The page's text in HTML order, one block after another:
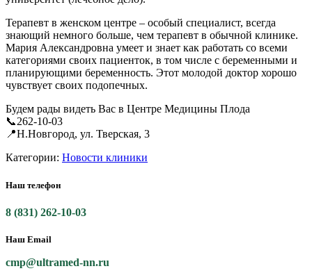
Терапевт в женском центре – особый специалист, всегда
знающий немного больше, чем терапевт в обычной клинике.
Мария Александровна умеет и знает как работать со всеми
категориями своих пациенток, в том числе с беременными и
планирующими беременность. Этот молодой доктор хорошо
чувствует своих подопечных.
Будем рады видеть Вас в Центре Медицины Плода
📞262-10-03
📍Н.Новгород, ул. Тверская, 3
Категории: Новости клиники
Наш телефон
8 (831) 262-10-03
Наш Email
cmp@ultramed-nn.ru